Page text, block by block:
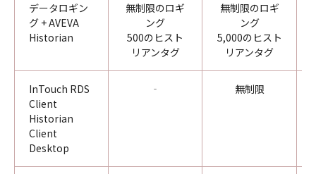
データロギン
グ + AVEVA
Historian
無制限のロギ
ング
500のヒスト
リアンタグ
無制限のロギ
ング
5,000のヒスト
リアンタグ
InTouch RDS
Client
Historian
Client
Desktop
‐ 無制限